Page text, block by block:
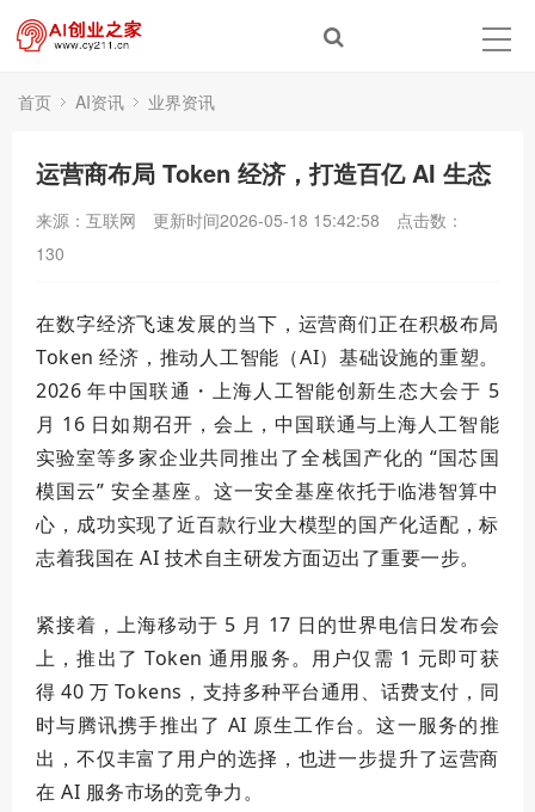
首页 AI资讯 业界资讯
运营商布局 Token 经济，打造百亿 AI 生态
来源：互联网 更新时间2026-05-18 15:42:58
点击数：
130
在数字经济飞速发展的当下，运营商们正在积极布局
Token 经济，推动人工智能（AI）基础设施的重塑。
2026 年中国联通・上海人工智能创新生态大会于 5
月 16 日如期召开，会上，中国联通与上海人工智能
实验室等多家企业共同推出了全栈国产化的 “国芯国
模国云” 安全基座。这一安全基座依托于临港智算中
心，成功实现了近百款行业大模型的国产化适配，标
志着我国在 AI 技术自主研发方面迈出了重要一步。
紧接着，上海移动于 5 月 17 日的世界电信日发布会
上，推出了 Token 通用服务。用户仅需 1 元即可获
得 40 万 Tokens，支持多种平台通用、话费支付，同
时与腾讯携手推出了 AI 原生工作台。这一服务的推
出，不仅丰富了用户的选择，也进一步提升了运营商
在 AI 服务市场的竞争力。